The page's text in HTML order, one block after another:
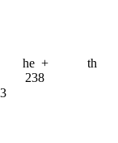
he + th
0 238